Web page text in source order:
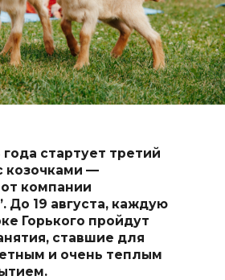
стартует третий
козочками —
компании
До 19 августа, каждую
Горького пройдут
ставшие для
и очень теплым